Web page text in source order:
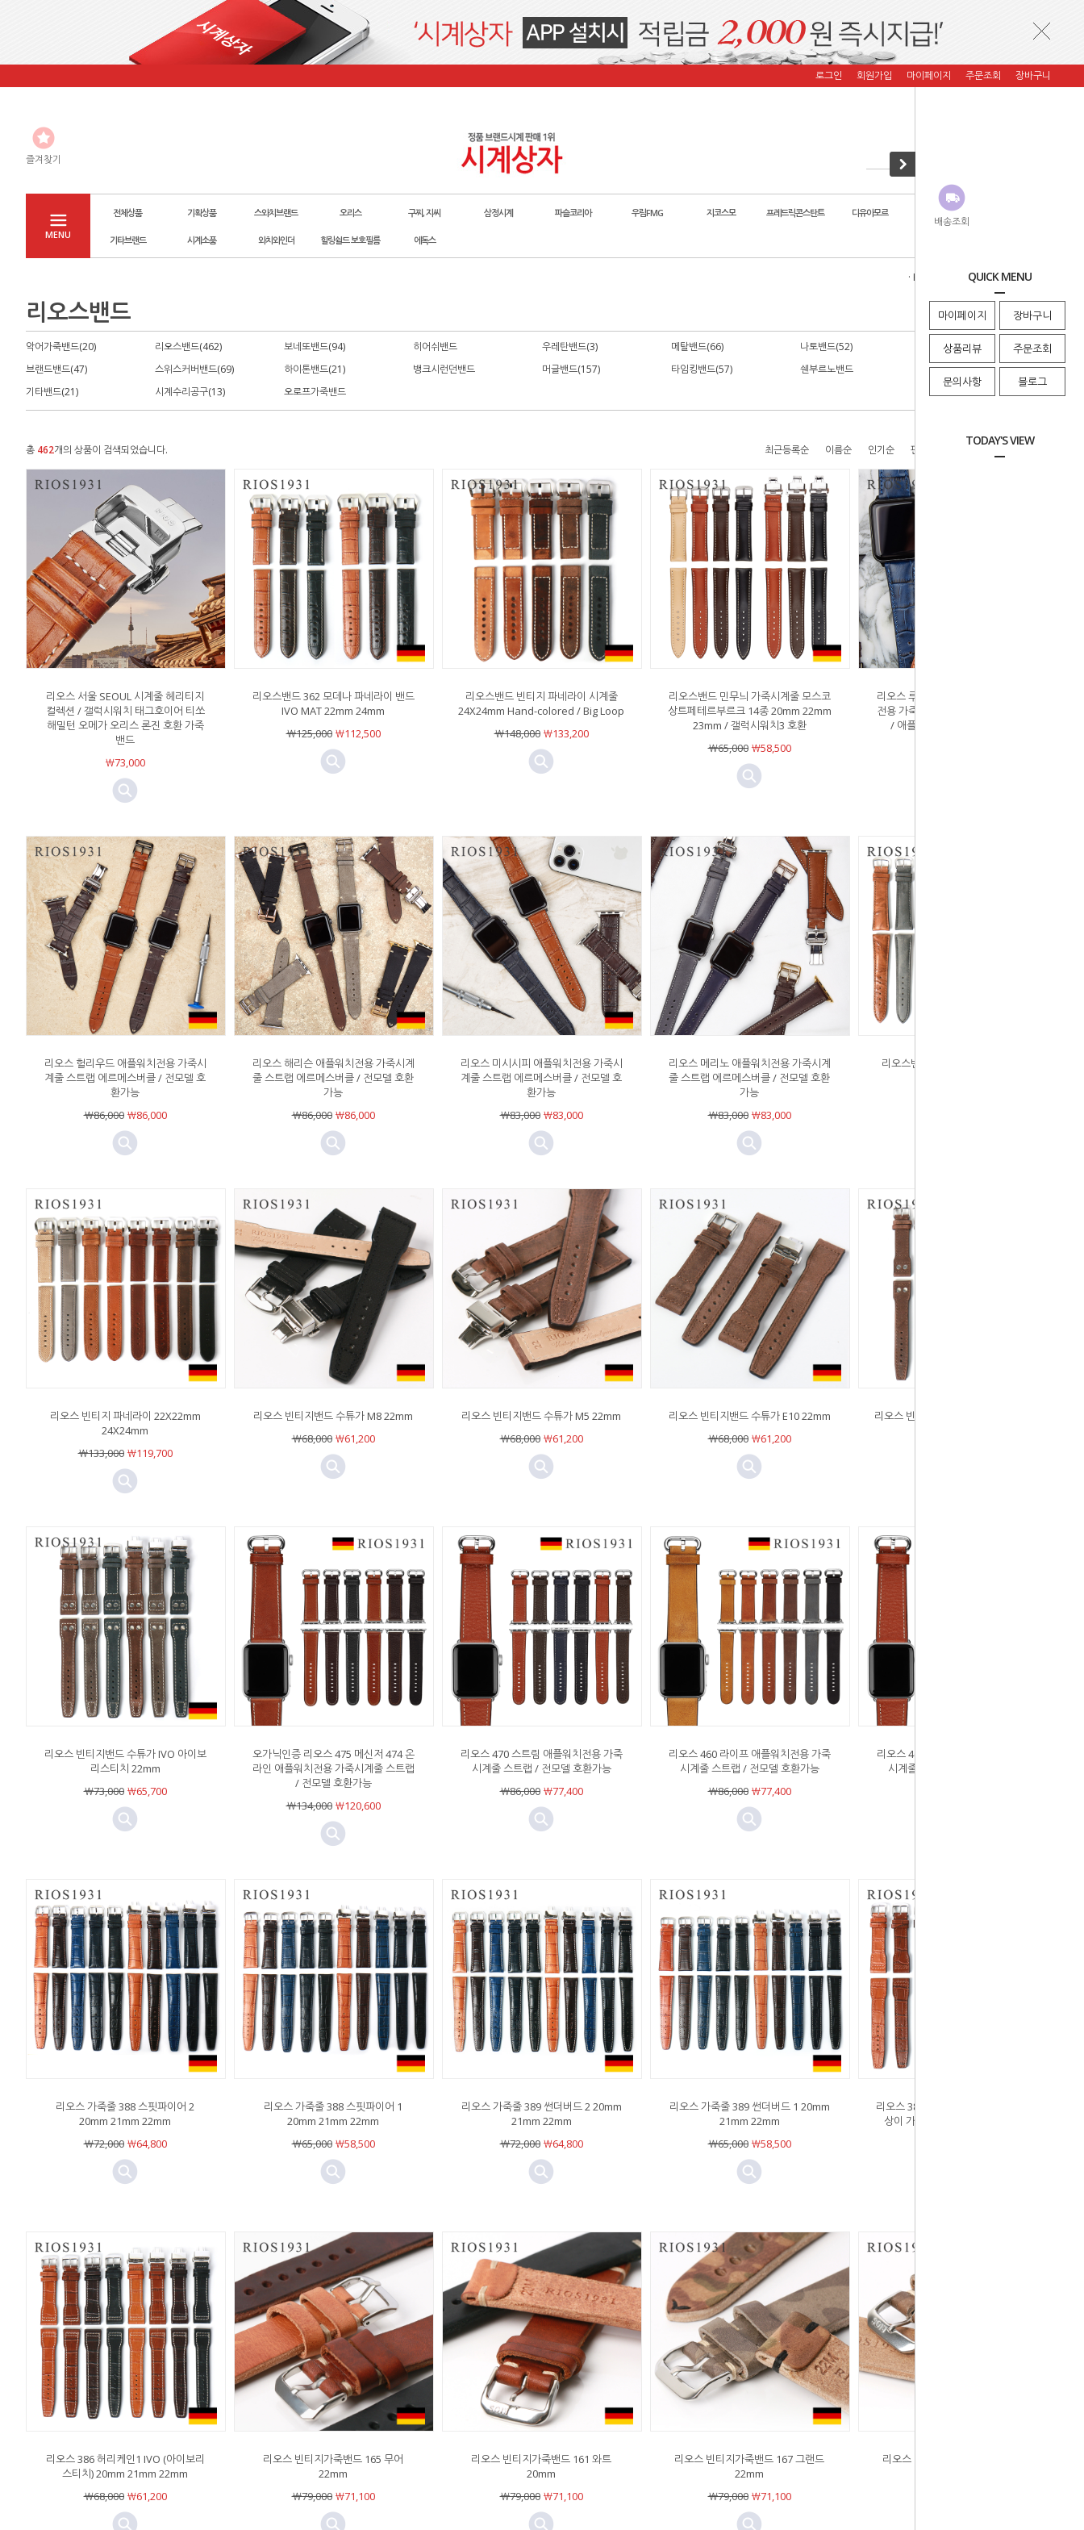
배송조회
QUICK MENU
마이페이지 장바구니
상품리뷰 주문조회
문의사항 블로그
TODAY'S VIEW
로그인 회원가입 마이페이지 주문조회 장바구니
즐겨찾기
MENU
전체상품 기획상품 스와치브랜드 오리스 구찌, 지씨 삼정시계 파슬코리아 우림FMG 지코스모 프레드릭콘스탄트 디유아모르 자스페로 코리아
기타브랜드 시계소품 와치와인더 힐링쉴드 보호필름 에독스
· HOME 시계소품>리오스밴드
리오스밴드
악어가죽밴드(20) 리오스밴드(462) 보네또밴드(94) 히어쉬밴드 우레탄밴드(3) 메탈밴드(66) 나토밴드(52)
디버클(8)
브랜드밴드(47)
스위스커버밴드(69) 하이톤밴드(21) 뱅크시런던밴드 머글밴드(157) 타임킹밴드(57) 쉔부르노밴드
시계배터리(5)
기타밴드(21)
시계수리공구(13) 오로프가죽밴드
총 462개의 상품이 검색되었습니다. 최근등록순 이름순 인기순 판매순
리오스 서울 SEOUL 시계줄 헤리티지
컬렉션 / 갤럭시워치 태그호이어 티쏘
해밀턴 오메가 오리스 론진 호환 가죽
밴드
￦73,000
리오스밴드 362 모데나 파네라이 밴드
IVO MAT 22mm 24mm
￦125,000￦112,500
리오스밴드 빈티지 파네라이 시계줄
24X24mm Hand-colored / Big Loop
￦148,000￦133,200
리오스밴드 민무늬 가죽시계줄 모스코
상트페테르부르크 14종 20mm 22mm
23mm / 갤럭시워치3 호환
￦65,000￦58,500
리오스 루이지애나 프리미엄 애플워치
전용 가죽시계줄 스트랩 에르메스버클
/ 애플워치 6 5 4 3 2 1 호환가능
리오스 헐리우드 애플워치전용 가죽시
계줄 스트랩 에르메스버클 / 전모델 호
환가능
￦86,000￦86,000
리오스 해리슨 애플워치전용 가죽시계
줄 스트랩 에르메스버클 / 전모델 호환
가능
￦86,000￦86,000
리오스 미시시피 애플워치전용 가죽시
계줄 스트랩 에르메스버클 / 전모델 호
환가능
￦83,000￦83,000
리오스 메리노 애플워치전용 가죽시계
줄 스트랩 에르메스버클 / 전모델 호환
가능
￦83,000￦83,000
리오스밴드 빈티지 페니슐라 22mm
리오스 빈티지 파네라이 22X22mm
24X24mm
￦133,000￦119,700
리오스 빈티지밴드 수튜가 M8 22mm
￦68,000￦61,200
리오스 빈티지밴드 수튜가 M5 22mm
￦68,000￦61,200
리오스 빈티지밴드 수튜가 E10 22mm
￦68,000￦61,200
리오스 빈티지밴드 수튜가 MAT 22mm
리오스 빈티지밴드 수튜가 IVO 아이보
리스티치 22mm
￦73,000￦65,700
오가닉인증 리오스 475 메신저 474 온
라인 애플워치전용 가죽시계줄 스트랩
/ 전모델 호환가능
￦134,000￦120,600
리오스 470 스트림 애플워치전용 가죽
시계줄 스트랩 / 전모델 호환가능
￦86,000￦77,400
리오스 460 라이프 애플워치전용 가죽
시계줄 스트랩 / 전모델 호환가능
￦86,000￦77,400
리오스 464 커넥트 애플워치전용 가죽
시계줄 스트랩 / 전모델 호환가능
리오스 가죽줄 388 스핏파이어 2
20mm 21mm 22mm
￦72,000￦64,800
리오스 가죽줄 388 스핏파이어 1
20mm 21mm 22mm
￦65,000￦58,500
리오스 가죽줄 389 썬더버드 2 20mm
21mm 22mm
￦72,000￦64,800
리오스 가죽줄 389 썬더버드 1 20mm
21mm 22mm
￦65,000￦58,500
리오스 386 허리케인1 MAT (스티치색
상이 가죽색과 일치) 20mm 21mm
리오스 386 허리케인1 IVO (아이보리
스티치) 20mm 21mm 22mm
￦68,000￦61,200
리오스 빈티지가죽밴드 165 무어
22mm
￦79,000￦71,100
리오스 빈티지가죽밴드 161 와트
20mm
￦79,000￦71,100
리오스 빈티지가죽밴드 167 그랜드
22mm
￦79,000￦71,100
리오스 빈티지가죽밴드 163 백스터